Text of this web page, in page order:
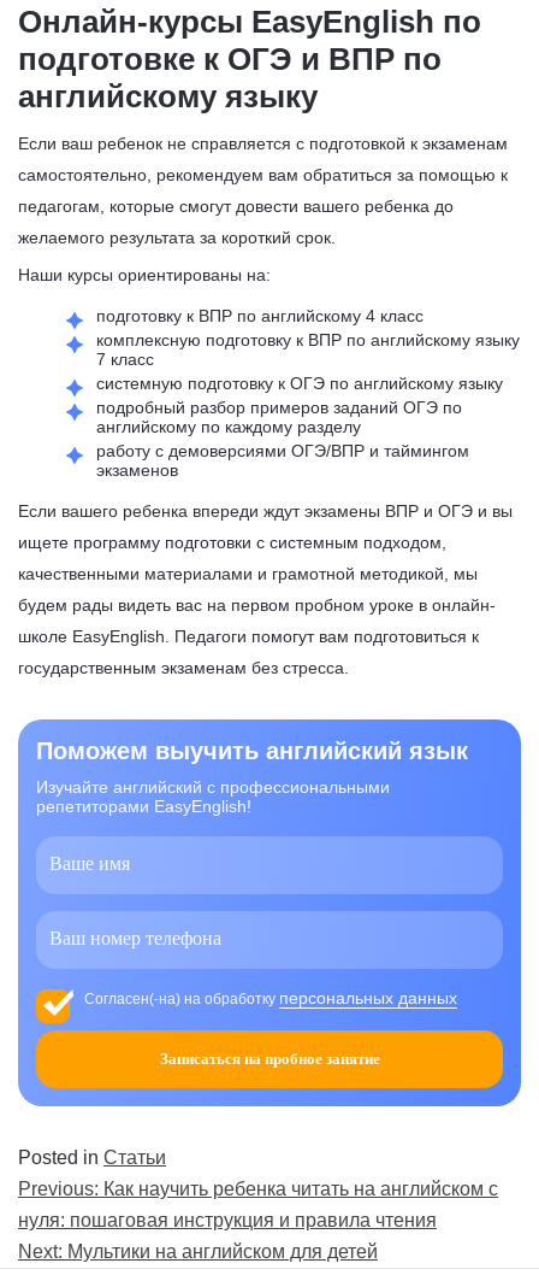
Онлайн-курсы EasyEnglish по
подготовке к ОГЭ и ВПР по
английскому языку
Если ваш ребенок не справляется с подготовкой к экзаменам
самостоятельно, рекомендуем вам обратиться за помощью к
педагогам, которые смогут довести вашего ребенка до
желаемого результата за короткий срок.
Наши курсы ориентированы на:
подготовку к ВПР по английскому 4 класс
комплексную подготовку к ВПР по английскому языку
7 класс
системную подготовку к ОГЭ по английскому языку
подробный разбор примеров заданий ОГЭ по
английскому по каждому разделу
работу с демоверсиями ОГЭ/ВПР и таймингом
экзаменов
Если вашего ребенка впереди ждут экзамены ВПР и ОГЭ и вы
ищете программу подготовки с системным подходом,
качественными материалами и грамотной методикой, мы
будем рады видеть вас на первом пробном уроке в онлайн-
школе EasyEnglish. Педагоги помогут вам подготовиться к
государственным экзаменам без стресса.
Поможем выучить английский язык
Изучайте английский с профессиональными
репетиторами EasyEnglish!
Согласен(-на) на обработку персональных данных
Записаться на пробное занятие
Posted in Статьи
Навигация
по
записям
Previous: Как научить ребенка читать на английском с
нуля: пошаговая инструкция и правила чтения
Next: Мультики на английском для детей